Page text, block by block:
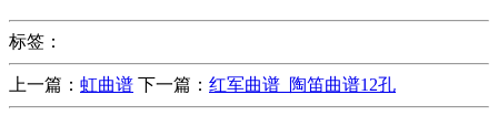
标签：
上一篇： 虹曲谱 下一篇： 红军曲谱_陶笛曲谱12孔